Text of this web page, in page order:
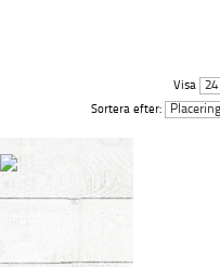
Visa
Sortera efter: